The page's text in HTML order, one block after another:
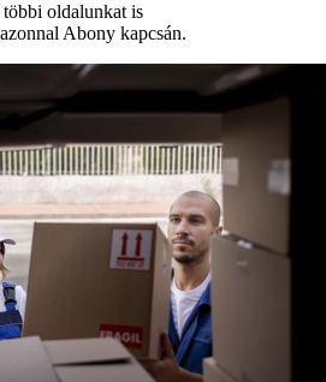
többi oldalunkat is
Abony kapcsán.